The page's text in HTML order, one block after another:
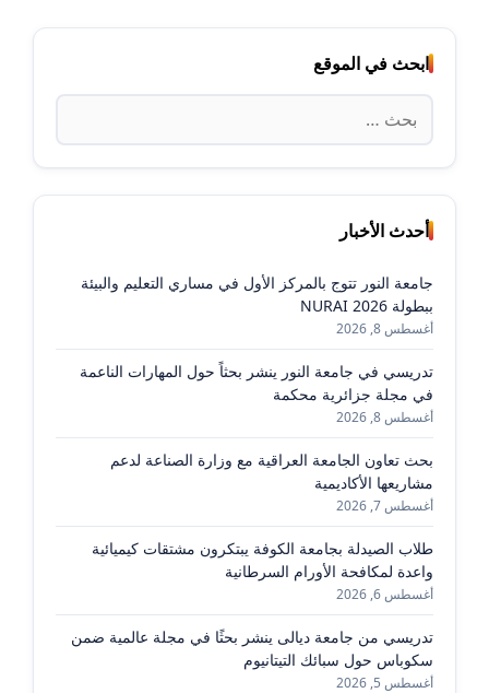
ابحث في الموقع
البحث
عن:
أحدث الأخبار
جامعة النور تتوج بالمركز الأول في مساري التعليم والبيئة
ببطولة NURAI 2026
أغسطس 8, 2026
تدريسي في جامعة النور ينشر بحثاً حول المهارات الناعمة
في مجلة جزائرية محكمة
أغسطس 8, 2026
بحث تعاون الجامعة العراقية مع وزارة الصناعة لدعم
مشاريعها الأكاديمية
أغسطس 7, 2026
طلاب الصيدلة بجامعة الكوفة يبتكرون مشتقات كيميائية
واعدة لمكافحة الأورام السرطانية
أغسطس 6, 2026
تدريسي من جامعة ديالى ينشر بحثًا في مجلة عالمية ضمن
سكوباس حول سبائك التيتانيوم
أغسطس 5, 2026